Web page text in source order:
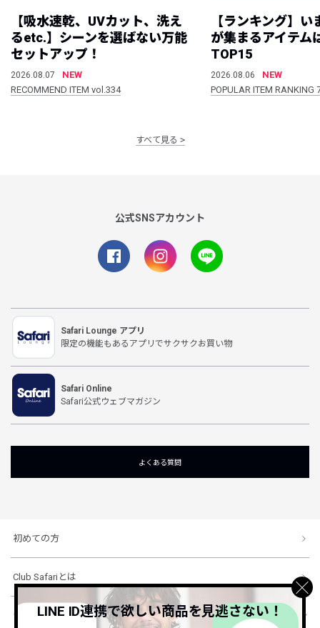
【吸水速乾、UVカット、洗え
るetc.】シーンを選ばない万能
セットアップ！
2026.08.07
NEW
RECOMMEND ITEM vol.334
【ランキング】
が集まるアイテム
TOP15
2026.08.06
NEW
POPULAR ITEM
すべて見る
公式SNSアカウント
Safari Lounge アプリ
限定の機能もあるアプリでサクサクお買い物
Safari Online
Safari公式ウェブマガジン
よくある質問
初めての方
Club Safariとは
ショッピングガイド
LINE ID連携で欲しい商品を見逃さない！